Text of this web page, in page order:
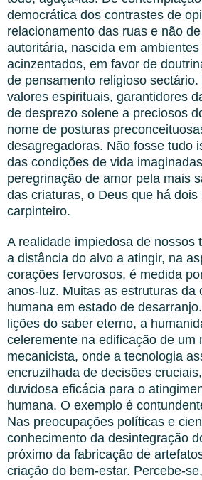
democrática dos contrastes de
relacionamento das ruas e não
autoritária, nascida em
acinzentados, em favor de
de pensamento religioso
valores espirituais, garantidores
de desprezo solene a preciosos
nome de posturas
desagregadoras. Não fosse tudo
das condições de vida
peregrinação de amor pela mais
das criaturas, o Deus que há dois
carpinteiro.
A realidade impiedosa de nossos
a distância do alvo a atingir, na
corações fervorosos, é medida
anos-luz. Muitas as estruturas da
humana em estado de
lições do saber eterno, a
celeremente na edificação de um
mecanicista, onde a tecnologia
encruzilhada de decisões
duvidosa eficácia para o
humana. O exemplo é
Nas preocupações políticas e
conhecimento da desintegração
próximo da fabricação de
criação do bem-estar. Percebe-